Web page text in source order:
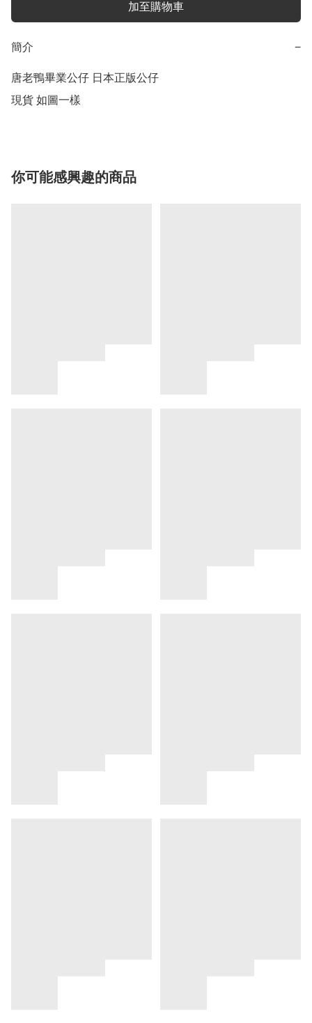
加至購物車
簡介 −
唐老鴨畢業公仔 日本正版公仔
現貨 如圖一樣
你可能感興趣的商品